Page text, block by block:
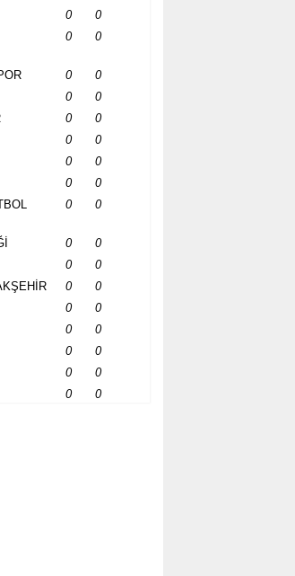
0
0
0 0
0
0
0
0
0
0
0
0
0
0
0
0
0 0
0
0
0
0
0
0
0
0
0
0
0
0
0
0
0 0